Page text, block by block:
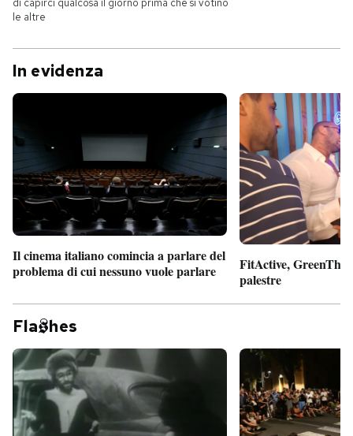
di capirci qualcosa il giorno prima che si votino
le altre
In evidenza
Il cinema italiano comincia a parlare del
problema di cui nessuno vuole parlare
FitActive,
palestre
Fla hes